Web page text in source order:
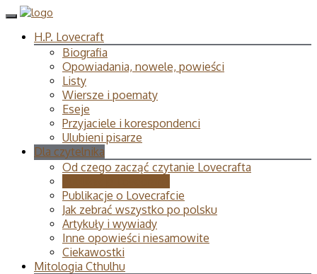
H.P. Lovecraft
Biografia
Opowiadania, nowele, powieści
Listy
Wiersze i poematy
Eseje
Przyjaciele i korespondenci
Ulubieni pisarze
Dla czytelnika
Od czego zacząć czytanie Lovecrafta
Publikacje o Lovecrafcie
Jak zebrać wszystko po polsku
Artykuły i wywiady
Inne opowieści niesamowite
Ciekawostki
Mitologia Cthulhu